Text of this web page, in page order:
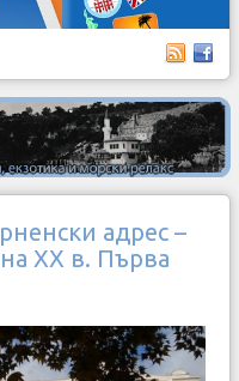
адрес –
ХХ в. Първа